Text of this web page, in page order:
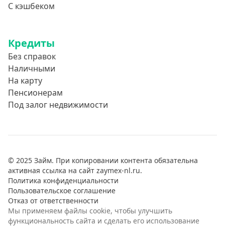
С кэшбеком
Кредиты
Без справок
Наличными
На карту
Пенсионерам
Под залог недвижимости
© 2025 Займ. При копировании контента обязательна
активная ссылка на сайт zaymex-nl.ru.
Политика конфиденциальности
Пользовательское соглашение
Отказ от ответственности
Мы применяем файлы cookie, чтобы улучшить
функциональность сайта и сделать его использование